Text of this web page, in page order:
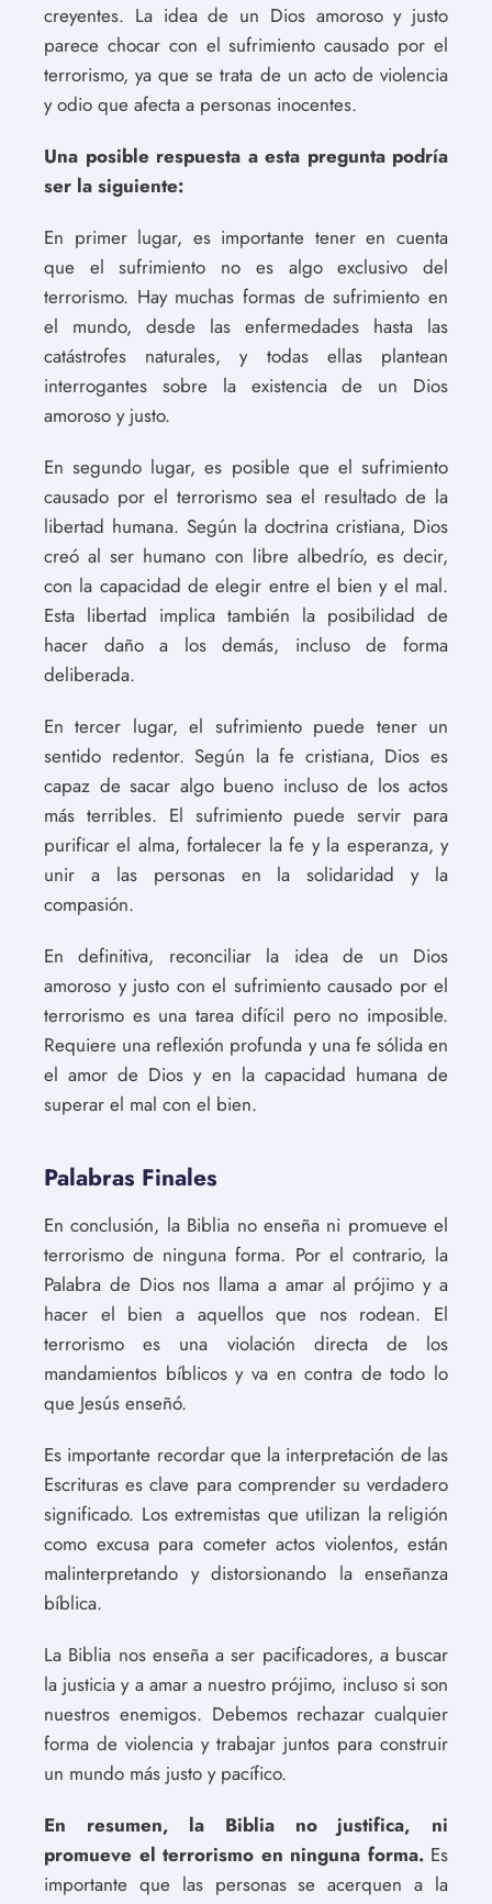
creyentes. La idea de un Dios amoroso y justo
parece chocar con el sufrimiento causado por el
terrorismo, ya que se trata de un acto de violencia
y odio que afecta a personas inocentes.
Una posible respuesta a esta pregunta podría
ser la siguiente:
En primer lugar, es importante tener en cuenta
que el sufrimiento no es algo exclusivo del
terrorismo. Hay muchas formas de sufrimiento en
el mundo, desde las enfermedades hasta las
catástrofes naturales, y todas ellas plantean
interrogantes sobre la existencia de un Dios
amoroso y justo.
En segundo lugar, es posible que el sufrimiento
causado por el terrorismo sea el resultado de la
libertad humana. Según la doctrina cristiana, Dios
creó al ser humano con libre albedrío, es decir,
con la capacidad de elegir entre el bien y el mal.
Esta libertad implica también la posibilidad de
hacer daño a los demás, incluso de forma
deliberada.
En tercer lugar, el sufrimiento puede tener un
sentido redentor. Según la fe cristiana, Dios es
capaz de sacar algo bueno incluso de los actos
más terribles. El sufrimiento puede servir para
purificar el alma, fortalecer la fe y la esperanza, y
unir a las personas en la solidaridad y la
compasión.
En definitiva, reconciliar la idea de un Dios
amoroso y justo con el sufrimiento causado por el
terrorismo es una tarea difícil pero no imposible.
Requiere una reflexión profunda y una fe sólida en
el amor de Dios y en la capacidad humana de
superar el mal con el bien.
Palabras Finales
En conclusión, la Biblia no enseña ni promueve el
terrorismo de ninguna forma. Por el contrario, la
Palabra de Dios nos llama a amar al prójimo y a
hacer el bien a aquellos que nos rodean. El
terrorismo es una violación directa de los
mandamientos bíblicos y va en contra de todo lo
que Jesús enseñó.
Es importante recordar que la interpretación de las
Escrituras es clave para comprender su verdadero
significado. Los extremistas que utilizan la religión
como excusa para cometer actos violentos, están
malinterpretando y distorsionando la enseñanza
bíblica.
La Biblia nos enseña a ser pacificadores, a buscar
la justicia y a amar a nuestro prójimo, incluso si son
nuestros enemigos. Debemos rechazar cualquier
forma de violencia y trabajar juntos para construir
un mundo más justo y pacífico.
En resumen, la Biblia no justifica, ni
promueve el terrorismo en ninguna forma. Es
importante que las personas se acerquen a la